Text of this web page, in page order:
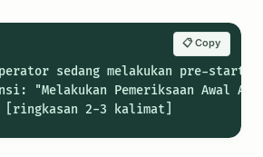
Operator sedang melakukan pre-start
"Melakukan Pemeriksaan Awal
📋 Copy